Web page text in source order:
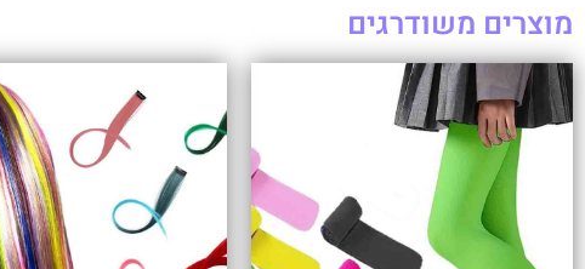
מוצרים משודרגים